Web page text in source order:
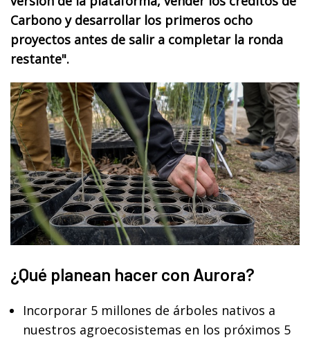
Carbono y desarrollar los primeros ocho
proyectos antes de salir a completar la ronda
restante".
¿Qué planean hacer con Aurora?
Incorporar 5 millones de árboles nativos a
nuestros agroecosistemas en los próximos 5